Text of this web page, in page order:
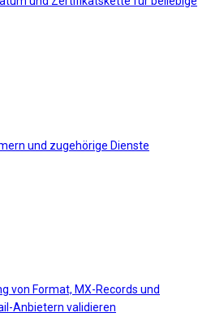
und zugehörige Dienste
von Format, MX-Records und
Anbietern validieren